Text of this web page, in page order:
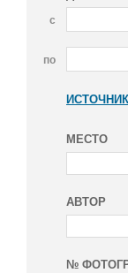
с
по
ИСТОЧНИК
МЕСТО
АВТОР
№